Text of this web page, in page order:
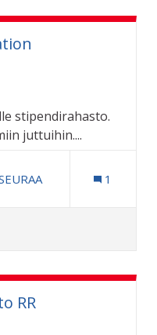
stipendirahasto.
juttuihin....
SEURAAJA 1
RR